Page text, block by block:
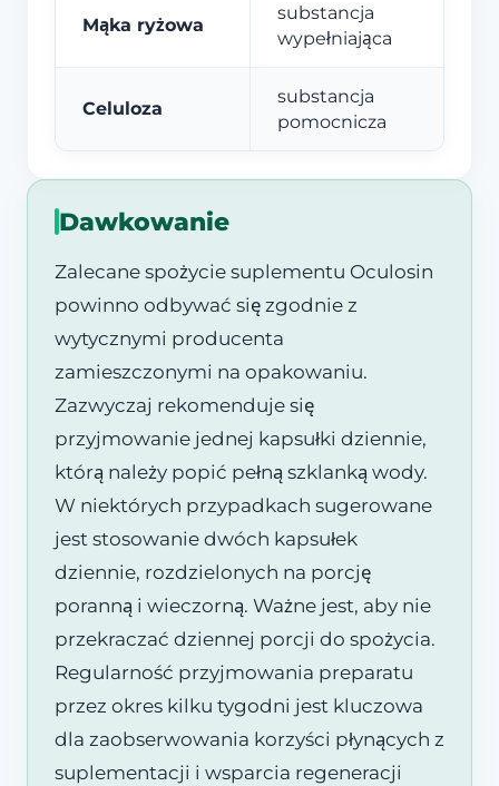
Mąka ryżowa
substancja
wypełniająca
Celuloza
substancja
pomocnicza
Dawkowanie
Zalecane spożycie suplementu Oculosin
powinno odbywać się zgodnie z
wytycznymi producenta
zamieszczonymi na opakowaniu.
Zazwyczaj rekomenduje się
przyjmowanie jednej kapsułki dziennie,
którą należy popić pełną szklanką wody.
W niektórych przypadkach sugerowane
jest stosowanie dwóch kapsułek
dziennie, rozdzielonych na porcję
poranną i wieczorną. Ważne jest, aby nie
przekraczać dziennej porcji do spożycia.
Regularność przyjmowania preparatu
przez okres kilku tygodni jest kluczowa
dla zaobserwowania korzyści płynących z
suplementacji i wsparcia regeneracji